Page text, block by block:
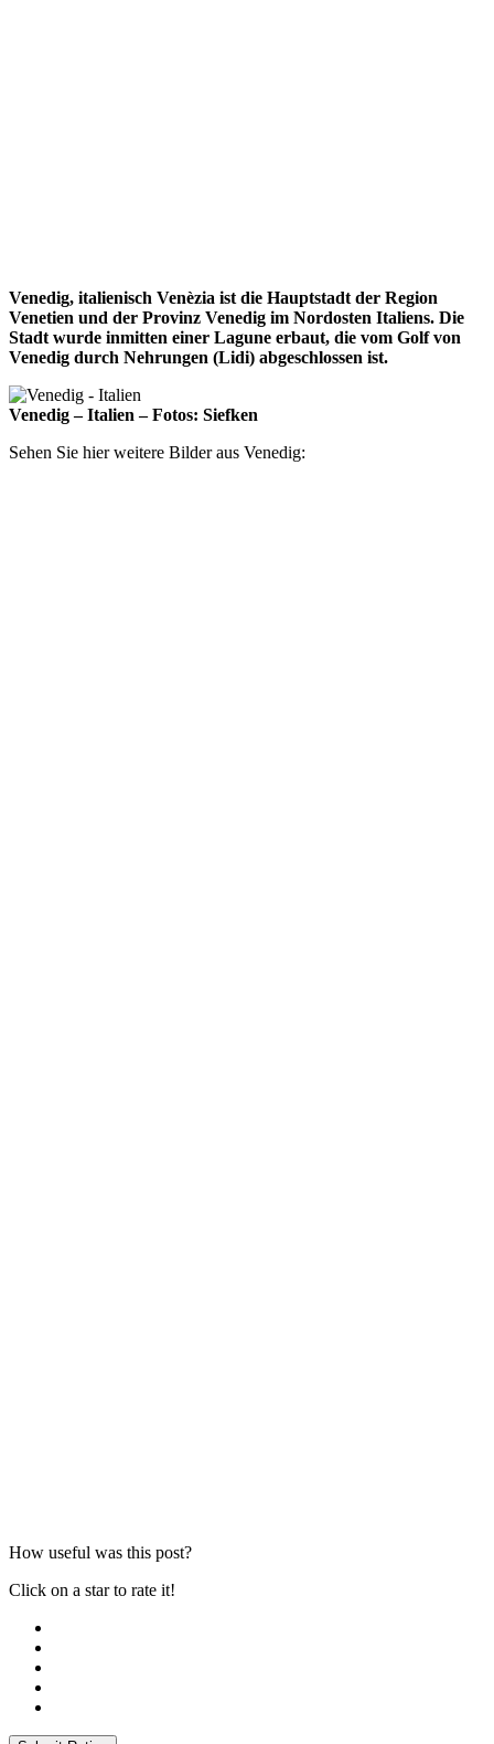
Venedig, italienisch Venèzia ist die Hauptstadt der Region
Venetien und der Provinz Venedig im Nordosten Italiens. Die
Stadt wurde inmitten einer Lagune erbaut, die vom Golf von
Venedig durch Nehrungen (Lidi) abgeschlossen ist.
Venedig – Italien – Fotos: Siefken
Sehen Sie hier weitere Bilder aus Venedig:
How useful was this post?
Click on a star to rate it!